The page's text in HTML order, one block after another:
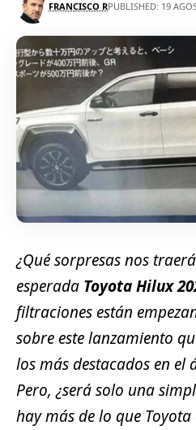
FRANCISCO RPUBLISHED: 19
¿Qué sorpresas nos
esperada Toyota Hilux
filtraciones están
sobre este lanzamiento
los más destacados en
Pero, ¿será solo una
hay más de lo que